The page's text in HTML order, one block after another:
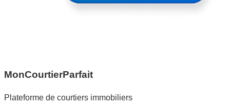
MonCourtierParfait
Plateforme de courtiers immobiliers